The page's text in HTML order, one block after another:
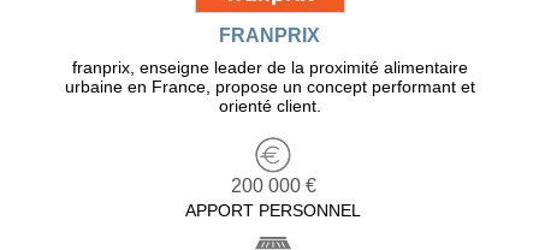
FRANPRIX
franprix, enseigne leader de la proximité alimentaire
urbaine en France, propose un concept performant et
orienté client.
200 000 €
APPORT PERSONNEL